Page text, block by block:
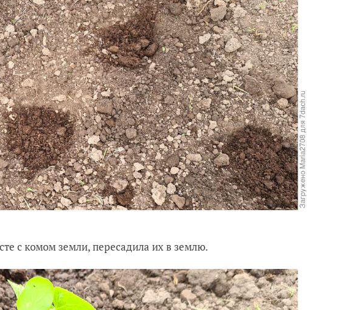
с комом земли, пересадила их в землю.